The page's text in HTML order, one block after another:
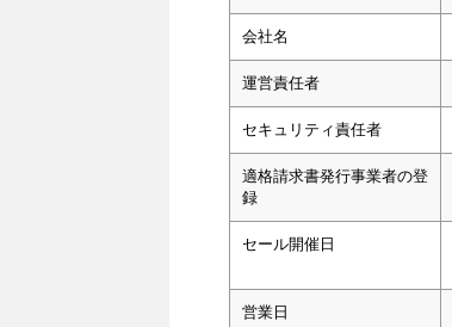
会社名
運営責任者
セキュリティ責任者
適格請求書発行事業者の登
録
セール開催日
営業日